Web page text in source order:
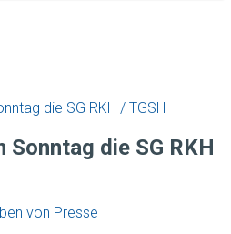
die SG RKH / TGSH
Sonntag die SG RKH
von Presse